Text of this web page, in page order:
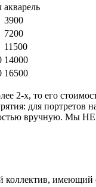
акварель
3900
7200
11500
14000
16500
2-х, то его
для
вручную. Мы НЕ
коллектив,